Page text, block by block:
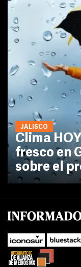
JALISCO
Clima
fresco en
sobre el